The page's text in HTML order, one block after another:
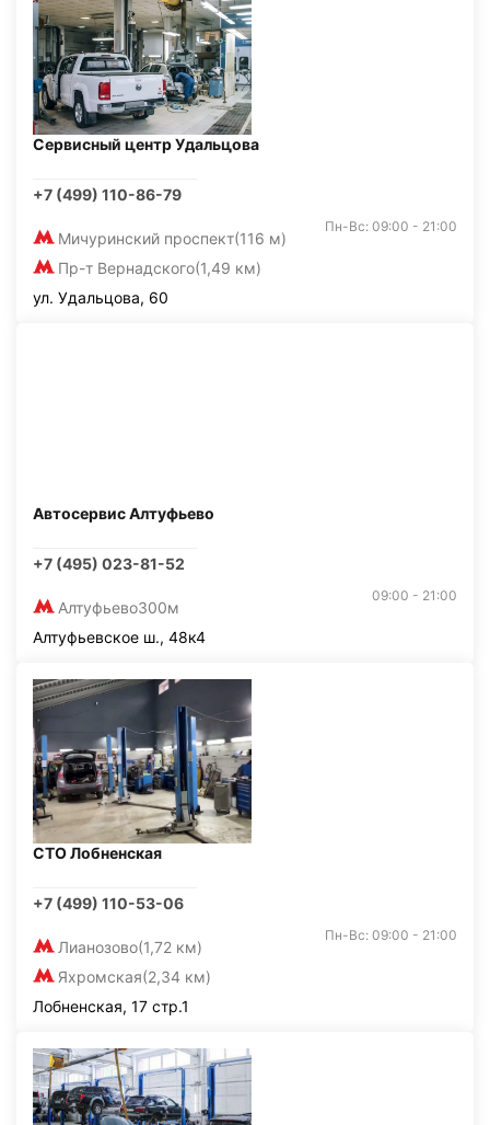
Сервисный центр Удальцова
+7 (499) 110-86-79
Мичуринский проспект(116 м)
Пр-т Вернадского(1,49 км)
Пн-Вс: 09:00 - 21:00
ул. Удальцова, 60
Автосервис Алтуфьево
+7 (495) 023-81-52
Алтуфьево300м
09:00 - 21:00
Алтуфьевское ш., 48к4
СТО Лобненская
+7 (499) 110-53-06
Лианозово(1,72 км)
Яхромская(2,34 км)
Пн-Вс: 09:00 - 21:00
Лобненская, 17 стр.1